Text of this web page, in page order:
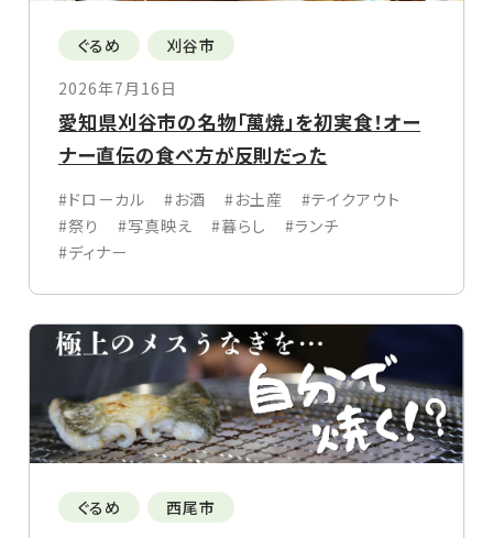
ぐるめ
刈谷市
2026年7月16日
愛知県刈谷市の名物「萬焼」を初実食！オー
ナー直伝の食べ方が反則だった
#ドローカル #お酒 #お土産
#テイクアウト
#祭り
#写真映え #暮らし
#ランチ
#ディナー
ぐるめ
西尾市